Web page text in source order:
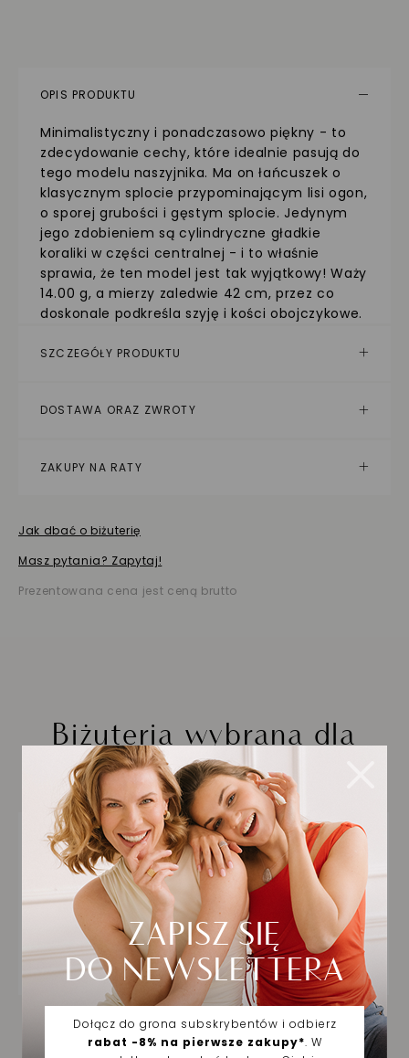
OPIS PRODUKTU
Minimalistyczny i ponadczasowo piękny - to
zdecydowanie cechy, które idealnie pasują do
tego modelu naszyjnika. Ma on łańcuszek o
klasycznym splocie przypominającym lisi ogon,
o sporej grubości i gęstym splocie. Jedynym
jego zdobieniem są cylindryczne gładkie
koraliki w części centralnej - i to właśnie
sprawia, że ten model jest tak wyjątkowy! Waży
14.00 g, a mierzy zaledwie 42 cm, przez co
doskonale podkreśla szyję i kości obojczykowe.
SZCZEGÓŁY PRODUKTU
DOSTAWA ORAZ ZWROTY
ZAKUPY NA RATY
Jak dbać o biżuterię
Masz pytania? Zapytaj!
Prezentowana cena jest ceną brutto
Biżuteria wybrana dla
Ciebie